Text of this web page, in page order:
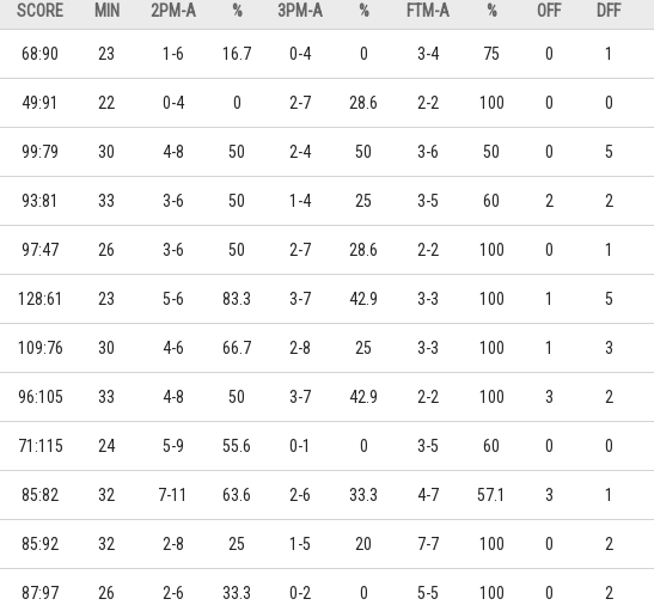
SCORE MIN 2PM-A % 3PM-A % FTM-A % OFF DFF
68:90 23 1-6 16.7 0-4 0 3-4 75 0 1
49:91 22 0-4 0 2-7 28.6 2-2 100 0 0
99:79 30 4-8 50 2-4 50 3-6 50 0 5
93:81 33 3-6 50 1-4 25 3-5 60 2 2
97:47 26 3-6 50 2-7 28.6 2-2 100 0 1
128:61 23 5-6 83.3 3-7 42.9 3-3 100 1 5
109:76 30 4-6 66.7 2-8 25 3-3 100 1 3
96:105 33 4-8 50 3-7 42.9 2-2 100 3 2
71:115 24 5-9 55.6 0-1 0 3-5 60 0 0
85:82 32 7-11 63.6 2-6 33.3 4-7 57.1 3 1
85:92 32 2-8 25 1-5 20 7-7 100 0 2
87:97 26 2-6 33.3 0-2 0 5-5 100 0 2